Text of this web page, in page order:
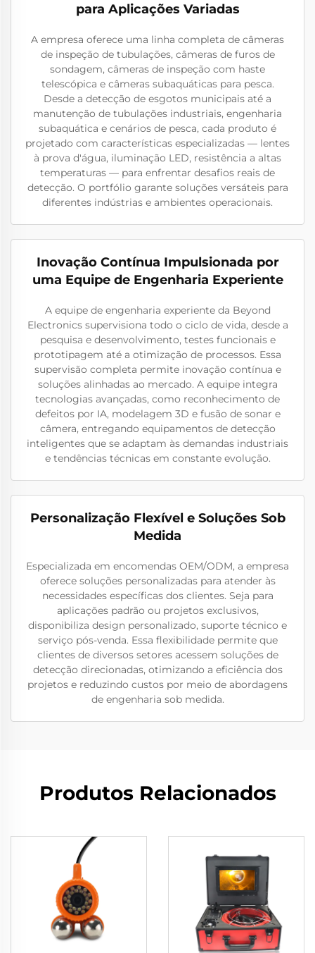
para Aplicações Variadas
A empresa oferece uma linha completa de câmeras
de inspeção de tubulações, câmeras de furos de
sondagem, câmeras de inspeção com haste
telescópica e câmeras subaquáticas para pesca.
Desde a detecção de esgotos municipais até a
manutenção de tubulações industriais, engenharia
subaquática e cenários de pesca, cada produto é
projetado com características especializadas — lentes
à prova d'água, iluminação LED, resistência a altas
temperaturas — para enfrentar desafios reais de
detecção. O portfólio garante soluções versáteis para
diferentes indústrias e ambientes operacionais.
Inovação Contínua Impulsionada por
uma Equipe de Engenharia Experiente
A equipe de engenharia experiente da Beyond
Electronics supervisiona todo o ciclo de vida, desde a
pesquisa e desenvolvimento, testes funcionais e
prototipagem até a otimização de processos. Essa
supervisão completa permite inovação contínua e
soluções alinhadas ao mercado. A equipe integra
tecnologias avançadas, como reconhecimento de
defeitos por IA, modelagem 3D e fusão de sonar e
câmera, entregando equipamentos de detecção
inteligentes que se adaptam às demandas industriais
e tendências técnicas em constante evolução.
Personalização Flexível e Soluções Sob
Medida
Especializada em encomendas OEM/ODM, a empresa
oferece soluções personalizadas para atender às
necessidades específicas dos clientes. Seja para
aplicações padrão ou projetos exclusivos,
disponibiliza design personalizado, suporte técnico e
serviço pós-venda. Essa flexibilidade permite que
clientes de diversos setores acessem soluções de
detecção direcionadas, otimizando a eficiência dos
projetos e reduzindo custos por meio de abordagens
de engenharia sob medida.
Produtos Relacionados